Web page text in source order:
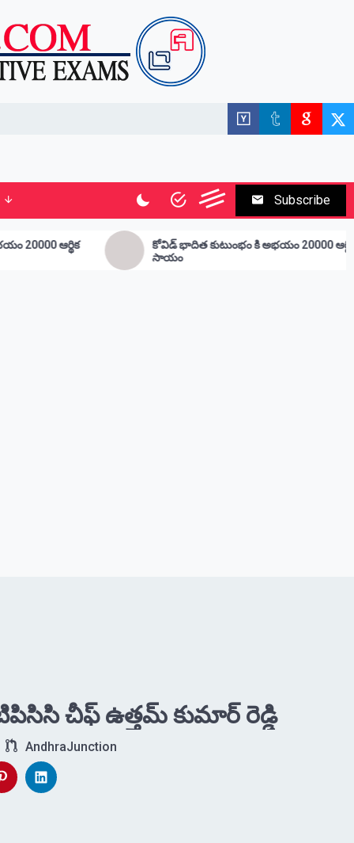
Subscribe
కోవిడ్ భాదిత కుటుంభం కి అభయం 20000 ఆర్థిక
ఉద్దాన జీడి
చీఫ్ ఉత్తమ్ కుమార్ రెడ్డి
AndhraJunction